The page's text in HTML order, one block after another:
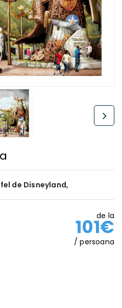
de Disneyland,
de la
101€
/ persoana